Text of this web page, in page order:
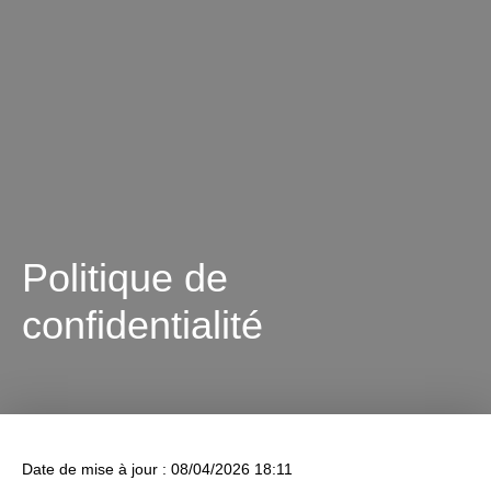
Politique de
confidentialité
Date de mise à jour : 08/04/2026 18:11